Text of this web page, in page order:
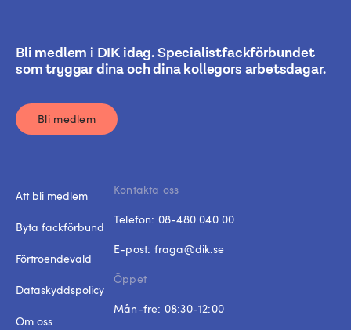
Bli medlem i DIK idag. Specialistfackförbundet
som tryggar dina och dina kollegors arbetsdagar.
Bli medlem
Att bli medlem
Byta fackförbund
Förtroendevald
Dataskyddspolicy
Om oss
Kontakta oss
Telefon: 08-480 040 00
E-post: fraga@dik.se
Öppet
Mån-fre: 08:30-12:00